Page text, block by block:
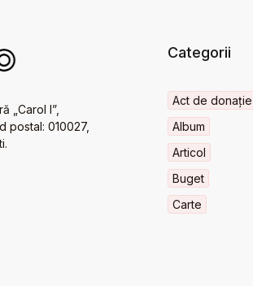
„Carol I”,
postal: 010027,
Categorii
Act de donație
Album
Articol
Buget
Carte